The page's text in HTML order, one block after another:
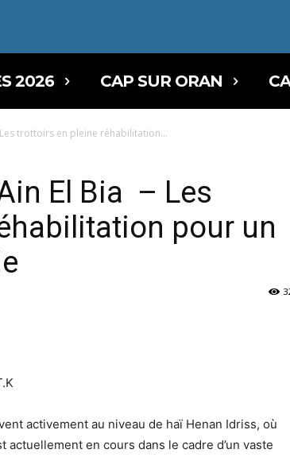
2026 CAP SUR ORAN
trottoirs en pleine réhabilitation...
El Bia – Les
pour un
activement au niveau de haï Henan Idriss, où
en cours dans le cadre d’un vaste